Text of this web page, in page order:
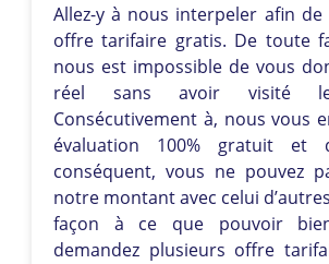
Allez-y à nous interpeler afin
offre tarifaire gratis. De toute
nous est impossible de vous
réel sans avoir visité le
Consécutivement à, nous vous
évaluation 100% gratuit et
conséquent, vous ne pouvez
notre montant avec celui
façon à ce que pouvoir
demandez plusieurs offre